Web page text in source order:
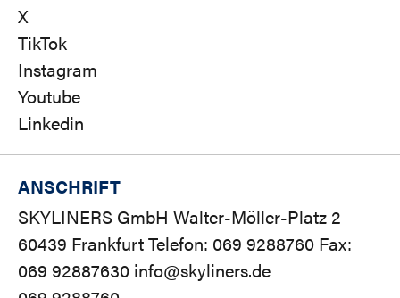
X
TikTok
Instagram
Youtube
Linkedin
ANSCHRIFT
SKYLINERS GmbH Walter-Möller-Platz 2
60439 Frankfurt Telefon: 069 9288760 Fax:
069 92887630 info@skyliners.de